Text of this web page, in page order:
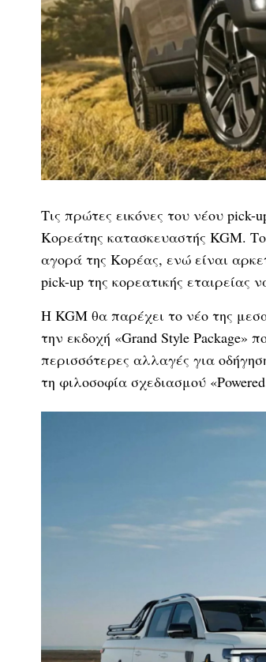
Τις πρώτες εικόνες του νέου pick-
Κορεάτης κατασκευαστής KGM.
αγορά της Κορέας, ενώ είναι
pick-up της κορεατικής εταιρείας
Η KGM θα παρέχει το νέο της
την εκδοχή «Grand Style Package»
περισσότερες αλλαγές για
τη φιλοσοφία σχεδιασμού